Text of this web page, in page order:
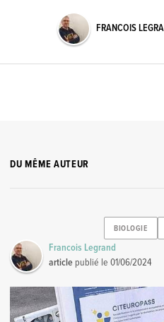
FRANCOIS
DU MÊME AUTEUR
BIOLOGIE
Francois Legrand
article publié le01/06/2024